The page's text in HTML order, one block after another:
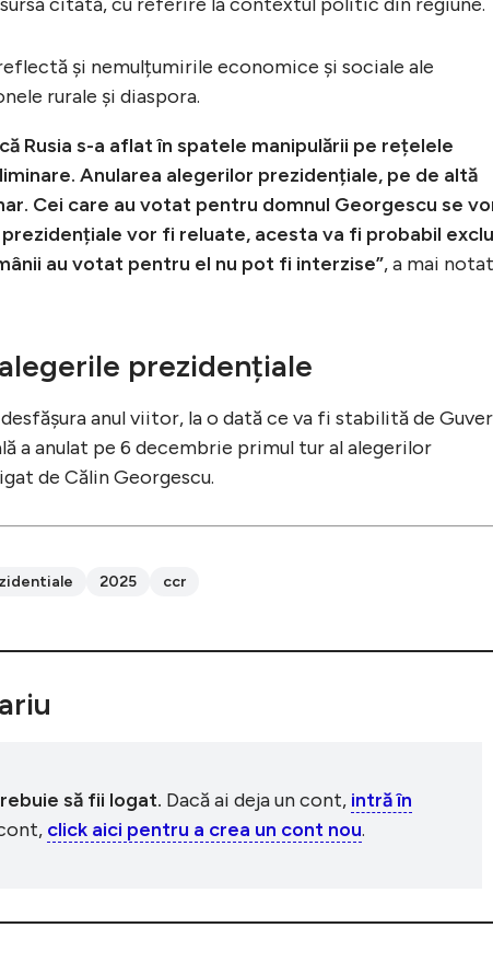
și nemulțumirile economice și sociale ale
rurale și diaspora.
Rusia s-a aflat în spatele manipulării pe rețelele
Anularea alegerilor prezidențiale, pe de altă
Cei care au votat pentru domnul Georgescu se
vor fi reluate, acesta va fi probabil
au votat pentru el nu pot fi interzise”, a mai notat
prezidențiale
anul viitor, la o dată ce va fi stabilită de
a anulat pe 6 decembrie primul tur al alegerilor
de Călin Georgescu.
2025 ccr
să fii logat. Dacă ai deja un cont, intră în
click aici pentru a crea un cont nou.